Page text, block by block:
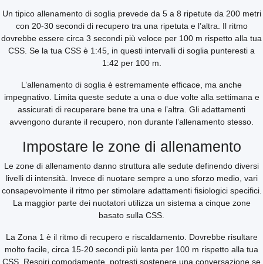
Un tipico allenamento di soglia prevede da 5 a 8 ripetute da 200 metri
con 20-30 secondi di recupero tra una ripetuta e l’altra. Il ritmo
dovrebbe essere circa 3 secondi più veloce per 100 m rispetto alla tua
CSS. Se la tua CSS è 1:45, in questi intervalli di soglia punteresti a
1:42 per 100 m.
L’allenamento di soglia è estremamente efficace, ma anche
impegnativo. Limita queste sedute a una o due volte alla settimana e
assicurati di recuperare bene tra una e l’altra. Gli adattamenti
avvengono durante il recupero, non durante l’allenamento stesso.
Impostare le zone di allenamento
Le zone di allenamento danno struttura alle sedute definendo diversi
livelli di intensità. Invece di nuotare sempre a uno sforzo medio, vari
consapevolmente il ritmo per stimolare adattamenti fisiologici specifici.
La maggior parte dei nuotatori utilizza un sistema a cinque zone
basato sulla CSS.
La Zona 1 è il ritmo di recupero e riscaldamento. Dovrebbe risultare
molto facile, circa 15-20 secondi più lenta per 100 m rispetto alla tua
CSS. Respiri comodamente, potresti sostenere una conversazione se